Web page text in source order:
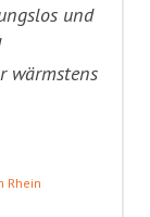
und
wärmstens
Rhein